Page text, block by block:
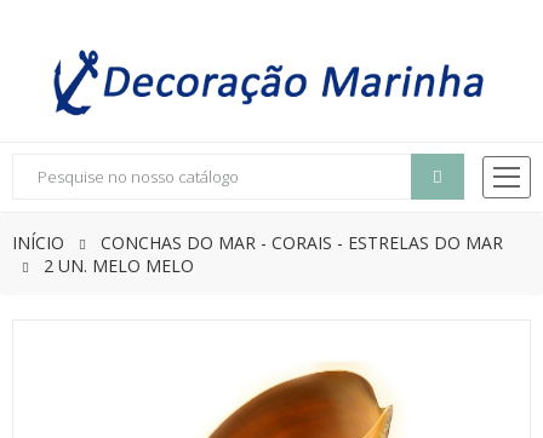
INÍCIO
CONCHAS DO MAR - CORAIS - ESTRELAS DO MAR
2 UN. MELO MELO